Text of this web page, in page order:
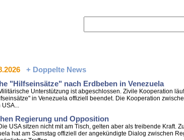
+ Doppelte News
"Hilfseinsätze" nach Erdbeben in Venezuela
Unterstützung ist abgeschlossen. Zivile Kooperation
in Venezuela offiziell beendet. Die Kooperation
Regierung und Opposition
USA sitzen nicht mit am Tisch, gelten aber als treibende Kraft.
hat am Samstag offiziell der angekündigte Dialog zwischen